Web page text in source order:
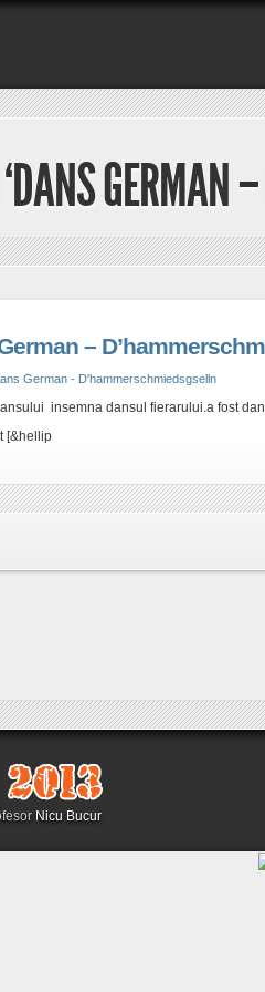
GERMAN
–
German - D'hammerschmiedsgselln
insemna dansul fierarului.a fost
[&hellip
Nicu Bucur